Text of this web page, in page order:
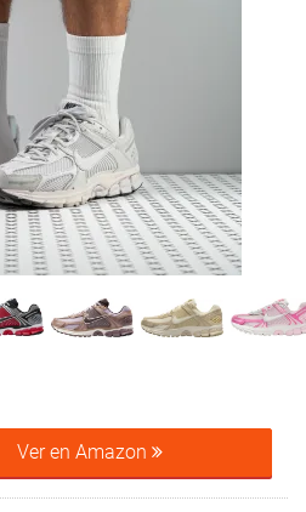
Ver en Amazon